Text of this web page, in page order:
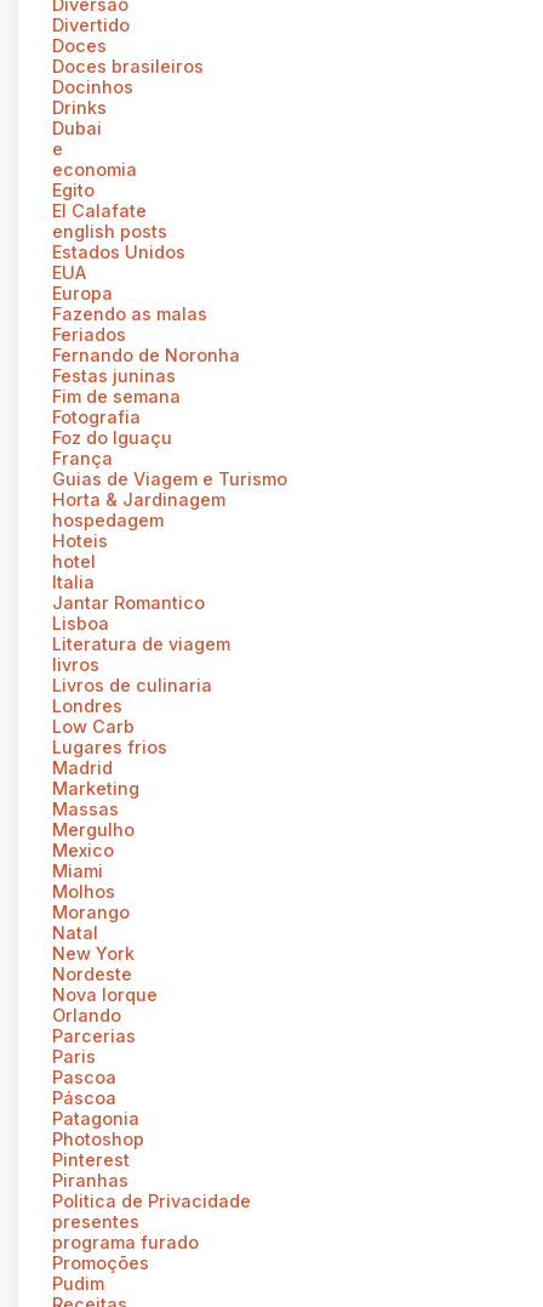
Diversao
Divertido
Doces
Doces brasileiros
Docinhos
Drinks
Dubai
e
economia
Egito
El Calafate
english posts
Estados Unidos
EUA
Europa
Fazendo as malas
Feriados
Fernando de Noronha
Festas juninas
Fim de semana
Fotografia
Foz do Iguaçu
França
Guias de Viagem e Turismo
Horta & Jardinagem
hospedagem
Hoteis
hotel
Italia
Jantar Romantico
Lisboa
Literatura de viagem
livros
Livros de culinaria
Londres
Low Carb
Lugares frios
Madrid
Marketing
Massas
Mergulho
Mexico
Miami
Molhos
Morango
Natal
New York
Nordeste
Nova Iorque
Orlando
Parcerias
Paris
Pascoa
Páscoa
Patagonia
Photoshop
Pinterest
Piranhas
Politica de Privacidade
presentes
programa furado
Promoções
Pudim